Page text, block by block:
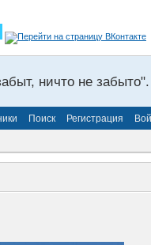
ничто не
Поиск Регистрация